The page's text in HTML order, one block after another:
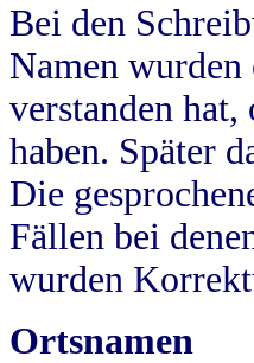
Bei den
Namen
verstanden hat,
haben. Später
Die
Fällen bei
wurden
Ortsnamen